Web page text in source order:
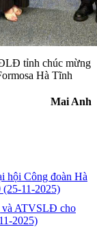
tỉnh chúc mừng
Hà Tĩnh
Mai Anh
hội Công đoàn Hà
(25-11-2025)
và ATVSLĐ cho
2025)